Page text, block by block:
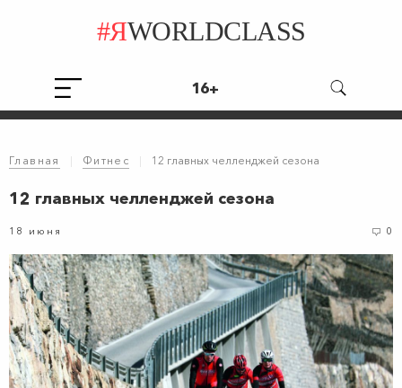
#ЯWORLDCLASS
16+
Главная | Фитнес | 12 главных челленджей сезона
12 главных челленджей сезона
18 июня 0